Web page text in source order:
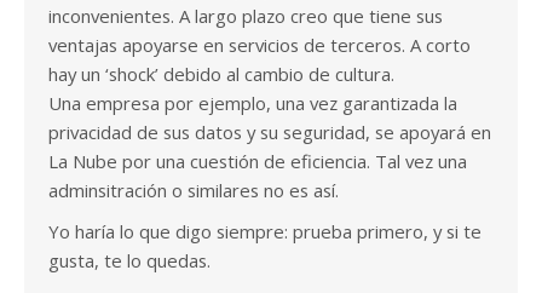
inconvenientes. A largo plazo creo que tiene sus
ventajas apoyarse en servicios de terceros. A corto
hay un ‘shock’ debido al cambio de cultura.
Una empresa por ejemplo, una vez garantizada la
privacidad de sus datos y su seguridad, se apoyará en
La Nube por una cuestión de eficiencia. Tal vez una
adminsitración o similares no es así.
Yo haría lo que digo siempre: prueba primero, y si te
gusta, te lo quedas.